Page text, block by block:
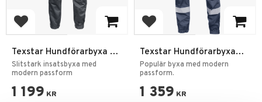
Add to favorites
Texstar Hundförarbyxa /
Insatsbyxa i Varpsatin Grå
Slitstark insatsbyxa med
modern passform
1 199 KR
Add to favorites
Texstar Hundförarbyxa
OP01
Populär byxa med modern
passform.
1 359 KR